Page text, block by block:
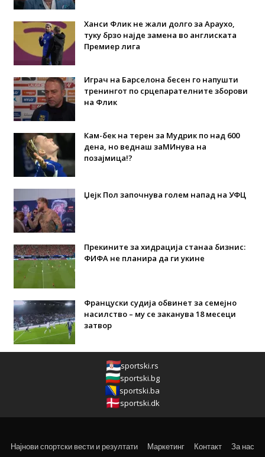
Ханси Флик не жали долго за Араухо,
туку брзо најде замена во англиската
Премиер лига
Играч на Барселона бесен го напушти
тренингот по срцепарателните зборови
на Флик
Кам-бек на терен за Мудрик по над 600
дена, но веднаш заМИнува на
позајмица!?
Џејк Пол започнува голем напад на УФЦ
Прекините за хидрација станаа бизнис:
ФИФА не планира да ги укине
Француски судија обвинет за семејно
насилство – му се заканува 18 месеци
затвор
sportski.rs
sportski.bg
sportski.ba
sportski.dk
Најнови спортски вести и резултати Маркетинг Контакт За нас